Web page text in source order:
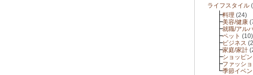
ライフスタイル
料理 (24)
美容/健康
就職/アル
ペット (10)
ビジネス
家庭/家計
ショッピ
ファッシ
季節イベン